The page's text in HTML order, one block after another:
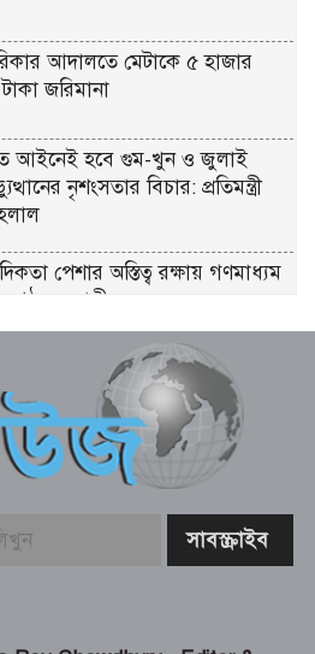
আদালতে মেটাকে ৫ হাজার
জরিমানা
আইনেই হবে গুম-খুন ও জুলাই
নৃশংসতার বিচার: প্রতিমন্ত্রী
পেশার অস্তিত্ব রক্ষায় গণমাধ্যম
গঠনের দাবী
কোর্টে ২৬৫ আইন কর্মকর্তা নিয়োগ:
না থাকায় প্রতিক্রিয়া
ধরে নেই খোঁজ!